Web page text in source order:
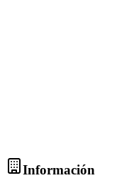
Información